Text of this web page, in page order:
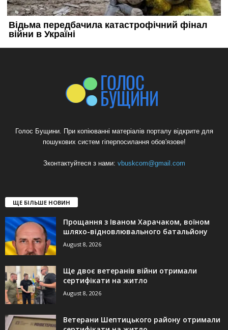
Голос Бущини. При копіюванні матеріалів порталу відкрите для
пошукових систем гіперпосилання обов'язове!
Зконтактуйтеся з нами: vbuskcom@gmail.com
ЩЕ БІЛЬШЕ НОВИН
Прощання з Іваном Харачаком, воїном
шляхо-відновлювального батальйону
August 8, 2026
Ще двоє ветеранів війни отримали
сертифікати на житло
August 8, 2026
Ветерани Шептицького району отримали